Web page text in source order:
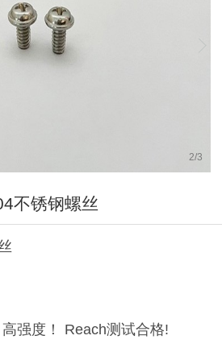
2/3
不锈钢螺丝
钢螺丝
强度！ Reach测试合格!